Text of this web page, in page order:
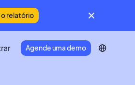
o relatório
Agende uma demo